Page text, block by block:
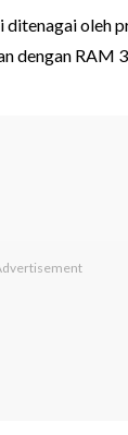
ditenagai oleh
dengan RAM